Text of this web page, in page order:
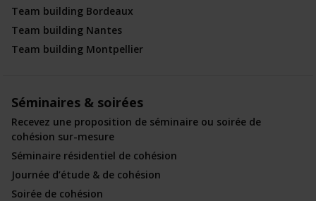
Team building Bordeaux
Team building Nantes
Team building Montpellier
Séminaires & soirées
Recevez une proposition de séminaire ou soirée de
cohésion sur-mesure
Séminaire résidentiel de cohésion
Journée d’étude & de cohésion
Soirée de cohésion